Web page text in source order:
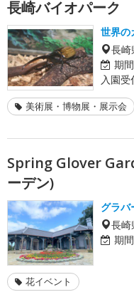
長崎バイオパーク
世界の
長崎
期間
入園
美術展・博物展・展示会
Spring Glover
ーデン)
グラバ
長崎
期間
花イベント